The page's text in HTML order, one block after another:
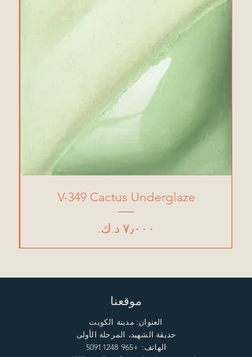
V-349 Cactus Underglaze
السعر
موقعنا
العنوان: مدينة الكويت
حديقة الشهيد، المرحلة الأولى
الهاتف: +965 50911248